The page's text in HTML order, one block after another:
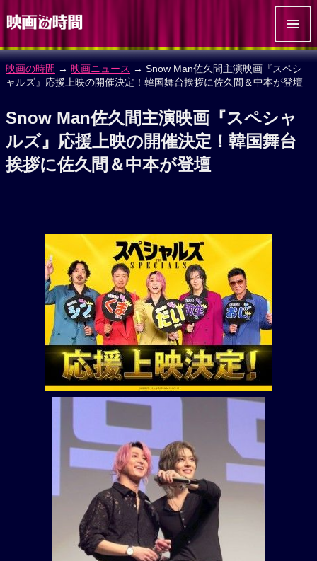
映画の時間 → 映画ニュース → Snow Man佐久間主演映画『スペシ
ャルズ』応援上映の開催決定！韓国舞台挨拶に佐久間＆中本が登壇
Snow Man佐久間主演映画『スペシャ
ルズ』応援上映の開催決定！韓国舞台
挨拶に佐久間＆中本が登壇